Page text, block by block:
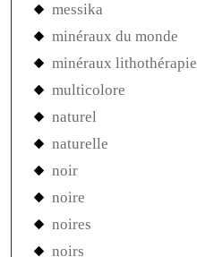
messika
minéraux du monde
minéraux lithothérapie
multicolore
naturel
naturelle
noir
noire
noires
noirs